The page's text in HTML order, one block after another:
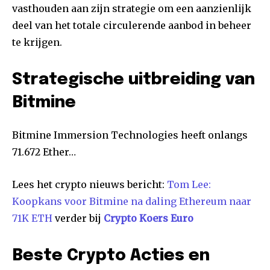
vasthouden aan zijn strategie om een aanzienlijk
deel van het totale circulerende aanbod in beheer
te krijgen.
Strategische uitbreiding van
Bitmine
Bitmine Immersion Technologies heeft onlangs
71.672 Ether…
Lees het crypto nieuws bericht: Tom Lee:
Koopkans voor Bitmine na daling Ethereum naar
71K ETH verder bij Crypto Koers Euro
Beste Crypto Acties en